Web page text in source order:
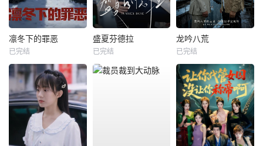
凛冬下的罪恶
已完结
盛夏芬德拉
已完结
龙吟八荒
已完结